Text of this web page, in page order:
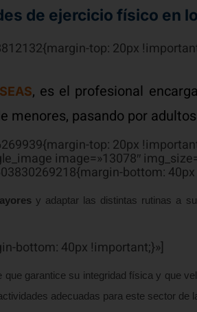
de ejercicio físico en
top: 20px
, es el profesional
pasando por
top: 20px
image=»13078″
bottom:
y adaptar las distintas rutinas a
bottom: 40px !important;}»]
garantice su integridad física y que
adecuadas para este sector de